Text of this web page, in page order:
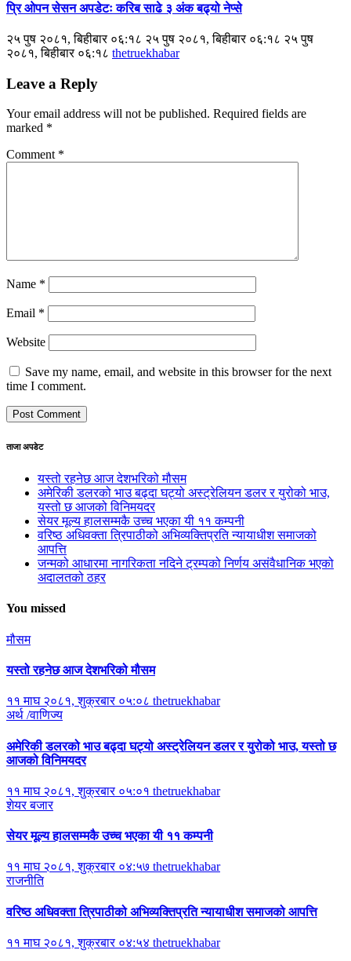
प्रि ओपन सेसन अपडेटः करिब साढे ३ अंक बढ्यो नेप्से
२५ पुष २०८१, बिहीबार ०६:१८ २५ पुष २०८१, बिहीबार ०६:१८ २५ पुष
२०८१, बिहीबार ०६:१८ thetruekhabar
Leave a Reply
Your email address will not be published. Required fields are
marked *
Comment *
Name *
Email *
Website
Save my name, email, and website in this browser for the next
time I comment.
ताजा अपडेट
यस्तो रहनेछ आज देशभरिको मौसम
अमेरिकी डलरको भाउ बढ्दा घट्यो अस्ट्रेलियन डलर र युरोको भाउ,
यस्तो छ आजको विनिमयदर
सेयर मूल्य हालसम्मकै उच्च भएका यी ११ कम्पनी
वरिष्ठ अधिवक्ता त्रिपाठीको अभिव्यक्तिप्रति न्यायाधीश समाजको
आपत्ति
जन्मको आधारमा नागरिकता नदिने ट्रम्पको निर्णय असंवैधानिक भएको
अदालतको ठहर
You missed
मौसम
यस्तो रहनेछ आज देशभरिको मौसम
११ माघ २०८१, शुक्रबार ०५:०८ thetruekhabar
अर्थ /वाणिज्य
अमेरिकी डलरको भाउ बढ्दा घट्यो अस्ट्रेलियन डलर र युरोको भाउ, यस्तो छ
आजको विनिमयदर
११ माघ २०८१, शुक्रबार ०५:०१ thetruekhabar
शेयर बजार
सेयर मूल्य हालसम्मकै उच्च भएका यी ११ कम्पनी
११ माघ २०८१, शुक्रबार ०४:५७ thetruekhabar
राजनीति
वरिष्ठ अधिवक्ता त्रिपाठीको अभिव्यक्तिप्रति न्यायाधीश समाजको आपत्ति
११ माघ २०८१, शुक्रबार ०४:५४ thetruekhabar